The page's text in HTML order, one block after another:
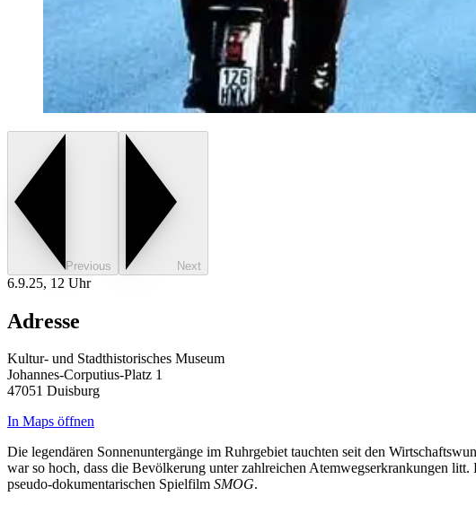
Previous Next
6.9.25, 12 Uhr
Adresse
Kultur- und Stadthistorisches Museum
Johannes-Corputius-Platz 1
47051 Duisburg
In Maps öffnen
Die legendären Sonnenuntergänge im Ruhrgebiet tauchten seit den
war so hoch, dass die Bevölkerung unter zahlreichen Atemwegserkrankungen
pseudo-dokumentarischen Spielfilm SMOG.